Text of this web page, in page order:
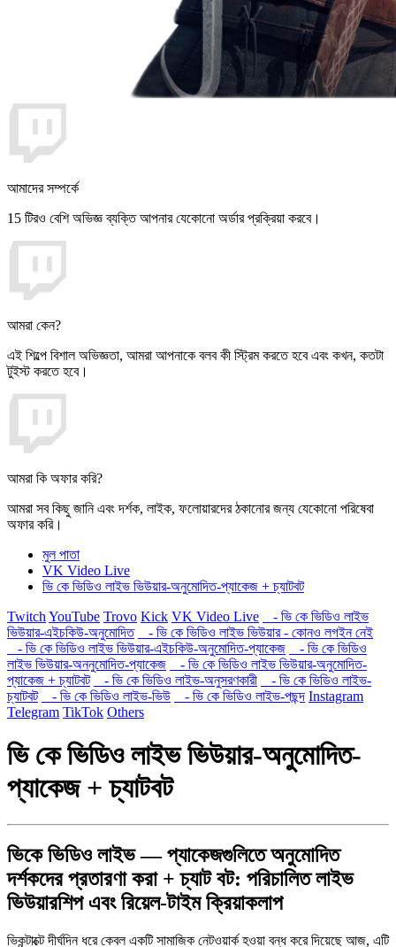
আমাদের সম্পর্কে
15 টিরও বেশি অভিজ্ঞ ব্যক্তি আপনার যেকোনো অর্ডার প্রক্রিয়া করবে।
আমরা কেন?
এই শিল্পে বিশাল অভিজ্ঞতা, আমরা আপনাকে বলব কী স্ট্রিম করতে হবে এবং কখন, কতটা
টুইস্ট করতে হবে।
আমরা কি অফার করি?
আমরা সব কিছু জানি এবং দর্শক, লাইক, ফলোয়ারদের ঠকানোর জন্য যেকোনো পরিষেবা
অফার করি।
মুল পাতা
VK Video Live
ভি কে ভিডিও লাইভ ভিউয়ার-অনুমোদিত-প্যাকেজ + চ্যাটবট
Twitch YouTube Trovo Kick VK Video Live
- ভি কে ভিডিও লাইভ
ভিউয়ার-এইচকিউ-অনুমোদিত
- ভি কে ভিডিও লাইভ ভিউয়ার - কোনও লগইন নেই
- ভি কে ভিডিও লাইভ ভিউয়ার-এইচকিউ-অনুমোদিত-প্যাকেজ
- ভি কে ভিডিও
লাইভ ভিউয়ার-অননুমোদিত-প্যাকেজ
- ভি কে ভিডিও লাইভ ভিউয়ার-অনুমোদিত-
প্যাকেজ + চ্যাটবট
- ভি কে ভিডিও লাইভ-অনুসরণকারী
- ভি কে ভিডিও লাইভ-
চ্যাটবট
- ভি কে ভিডিও লাইভ-ভিউ - ভি কে ভিডিও লাইভ-পছন্দ Instagram
Telegram TikTok Others
ভি কে ভিডিও লাইভ ভিউয়ার-অনুমোদিত-
প্যাকেজ + চ্যাটবট
ভিকে ভিডিও লাইভ — প্যাকেজগুলিতে অনুমোদিত
দর্শকদের প্রতারণা করা + চ্যাট বট: পরিচালিত লাইভ
ভিউয়ারশিপ এবং রিয়েল-টাইম ক্রিয়াকলাপ
ভিকন্টাক্টে দীর্ঘদিন ধরে কেবল একটি সামাজিক নেটওয়ার্ক হওয়া বন্ধ করে দিয়েছে আজ, এটি